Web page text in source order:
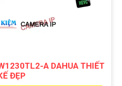
A DAHUA THIẾT
ĐẸP